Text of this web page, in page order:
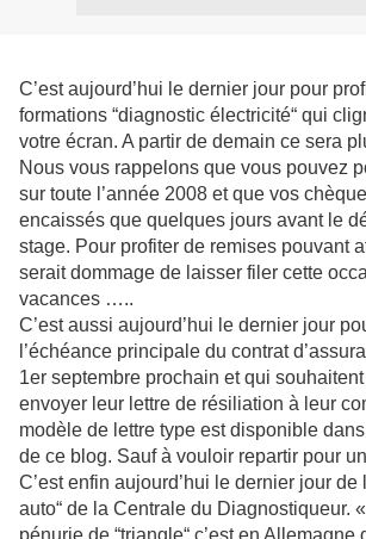
C’est aujourd’hui le dernier jour pour
formations “diagnostic électricité“ qui
votre écran. A partir de demain ce sera
Nous vous rappelons que vous pouvez
sur toute l’année 2008 et que vos
encaissés que quelques jours avant le
stage. Pour profiter de remises pouvant
serait dommage de laisser filer cette
vacances …..
C’est aussi aujourd’hui le dernier jour
l’échéance principale du contrat
1er septembre prochain et qui
envoyer leur lettre de résiliation à leur
modèle de lettre type est disponible
de ce blog. Sauf à vouloir repartir pour
C’est enfin aujourd’hui le dernier jour de
auto“ de la Centrale du Diagnostiqueur.
pénurie de “triangle“ c’est en Allemagne